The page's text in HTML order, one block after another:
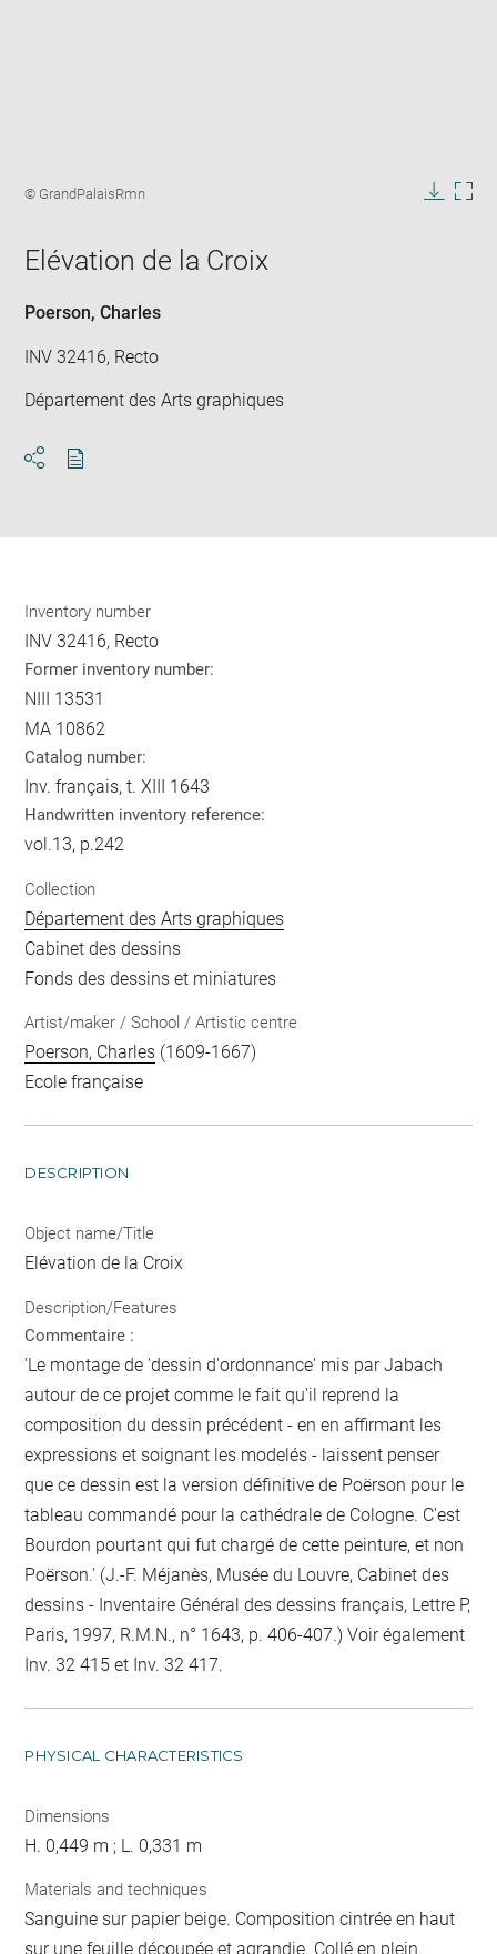
window
Image
© GrandPalaisRmn
Elévation de la Croix
Poerson, Charles
INV 32416, Recto
Département des Arts graphiques
Inventory number
INV 32416, Recto
Former inventory number:
NIII 13531
MA 10862
Catalog number:
Inv. français, t. XIII 1643
Handwritten inventory reference:
vol.13, p.242
Collection
Département des Arts graphiques
Cabinet des dessins
Fonds des dessins et miniatures
Artist/maker / School / Artistic centre
Poerson, Charles (1609-1667)
Ecole française
DESCRIPTION
Object name/Title
Elévation de la Croix
Description/Features
Commentaire :
'Le montage de 'dessin d'ordonnance' mis par Jabach
autour de ce projet comme le fait qu'il reprend la
composition du dessin précédent - en en affirmant les
expressions et soignant les modelés - laissent penser
que ce dessin est la version définitive de Poërson pour le
tableau commandé pour la cathédrale de Cologne. C'est
Bourdon pourtant qui fut chargé de cette peinture, et non
Poërson.' (J.-F. Méjanès, Musée du Louvre, Cabinet des
dessins - Inventaire Général des dessins français, Lettre P,
Paris, 1997, R.M.N., n° 1643, p. 406-407.) Voir également
Inv. 32 415 et Inv. 32 417.
PHYSICAL CHARACTERISTICS
Dimensions
H. 0,449 m ; L. 0,331 m
Materials and techniques
Sanguine sur papier beige. Composition cintrée en haut
sur une feuille découpée et agrandie. Collé en plein.